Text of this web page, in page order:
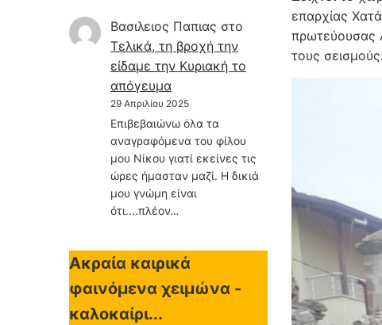
Βασιλειος Παπιας στο
Τελικά, τη βροχή την
είδαμε την Κυριακή το
απόγευμα
29 Απριλίου 2025
Επιβεβαιώνω όλα τα
αναγραφόμενα του φίλου
μου Νίκου γιατί εκείνες τις
ώρες ήμασταν μαζί. Η δικιά
μου γνώμη είναι
ότι....πλέον…
Ακραία καιρικά
φαινόμενα χειμώνα -
καλοκαίρι...
επαρχίας
πρωτεύουσας
τους σεισμούς.